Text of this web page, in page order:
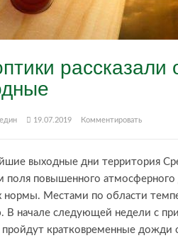
19.07.2019 Комментировать
выходные дни территория
поля повышенного
нормы. Местами по области
В начале следующей недели с
кратковременные